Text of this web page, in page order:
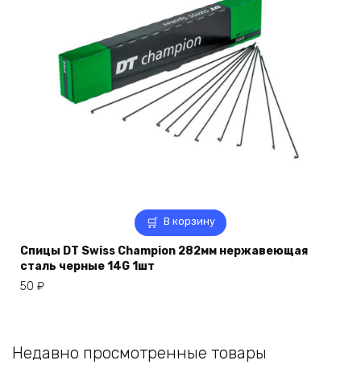
В корзину
Спицы DT Swiss Champion 282мм нержавеющая
сталь черные 14G 1шт
50 ₽
Недавно просмотренные товары